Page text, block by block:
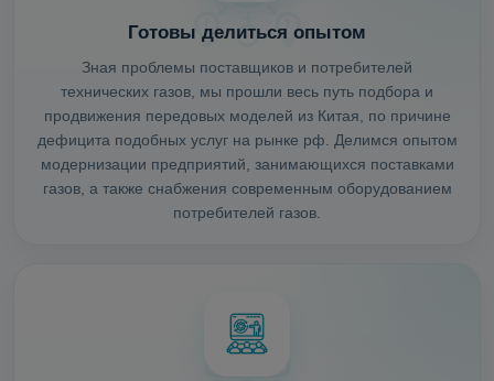
Готовы делиться опытом
Зная проблемы поставщиков и потребителей
технических газов, мы прошли весь путь подбора и
продвижения передовых моделей из Китая, по причине
дефицита подобных услуг на рынке рф. Делимся опытом
модернизации предприятий, занимающихся поставками
газов, а также снабжения современным оборудованием
потребителей газов.